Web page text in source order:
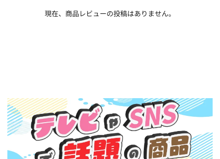
現在、商品レビューの投稿はありません。